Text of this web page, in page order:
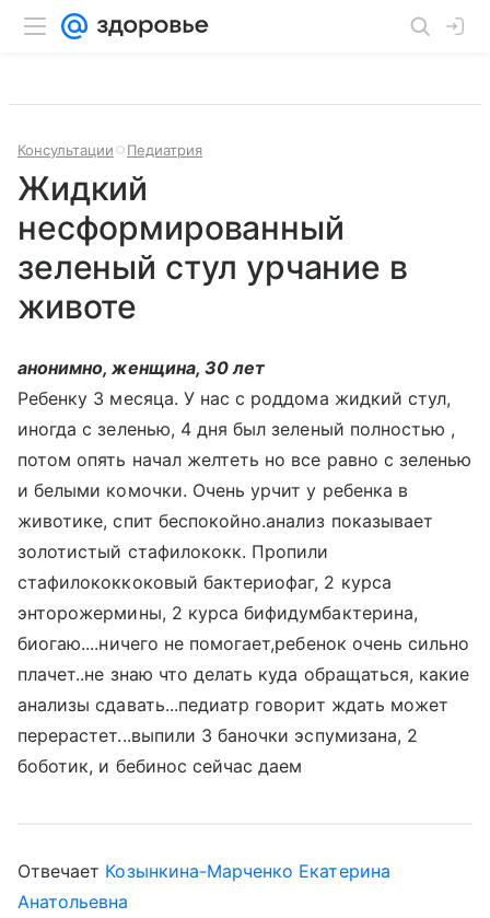
Консультации Педиатрия
Жидкий
несформированный
зеленый стул урчание в
животе
анонимно, женщина, 30 лет
Ребенку 3 месяца. У нас с роддома жидкий стул,
иногда с зеленью, 4 дня был зеленый полностью ,
потом опять начал желтеть но все равно с зеленью
и белыми комочки. Очень урчит у ребенка в
животике, спит беспокойно.анализ показывает
золотистый стафилококк. Пропили
стафилококкоковый бактериофаг, 2 курса
энторожермины, 2 курса бифидумбактерина,
биогаю....ничего не помогает,ребенок очень сильно
плачет..не знаю что делать куда обращаться, какие
анализы сдавать...педиатр говорит ждать может
перерастет...выпили 3 баночки эспумизана, 2
боботик, и бебинос сейчас даем
Отвечает Козынкина-Марченко Екатерина
Анатольевна